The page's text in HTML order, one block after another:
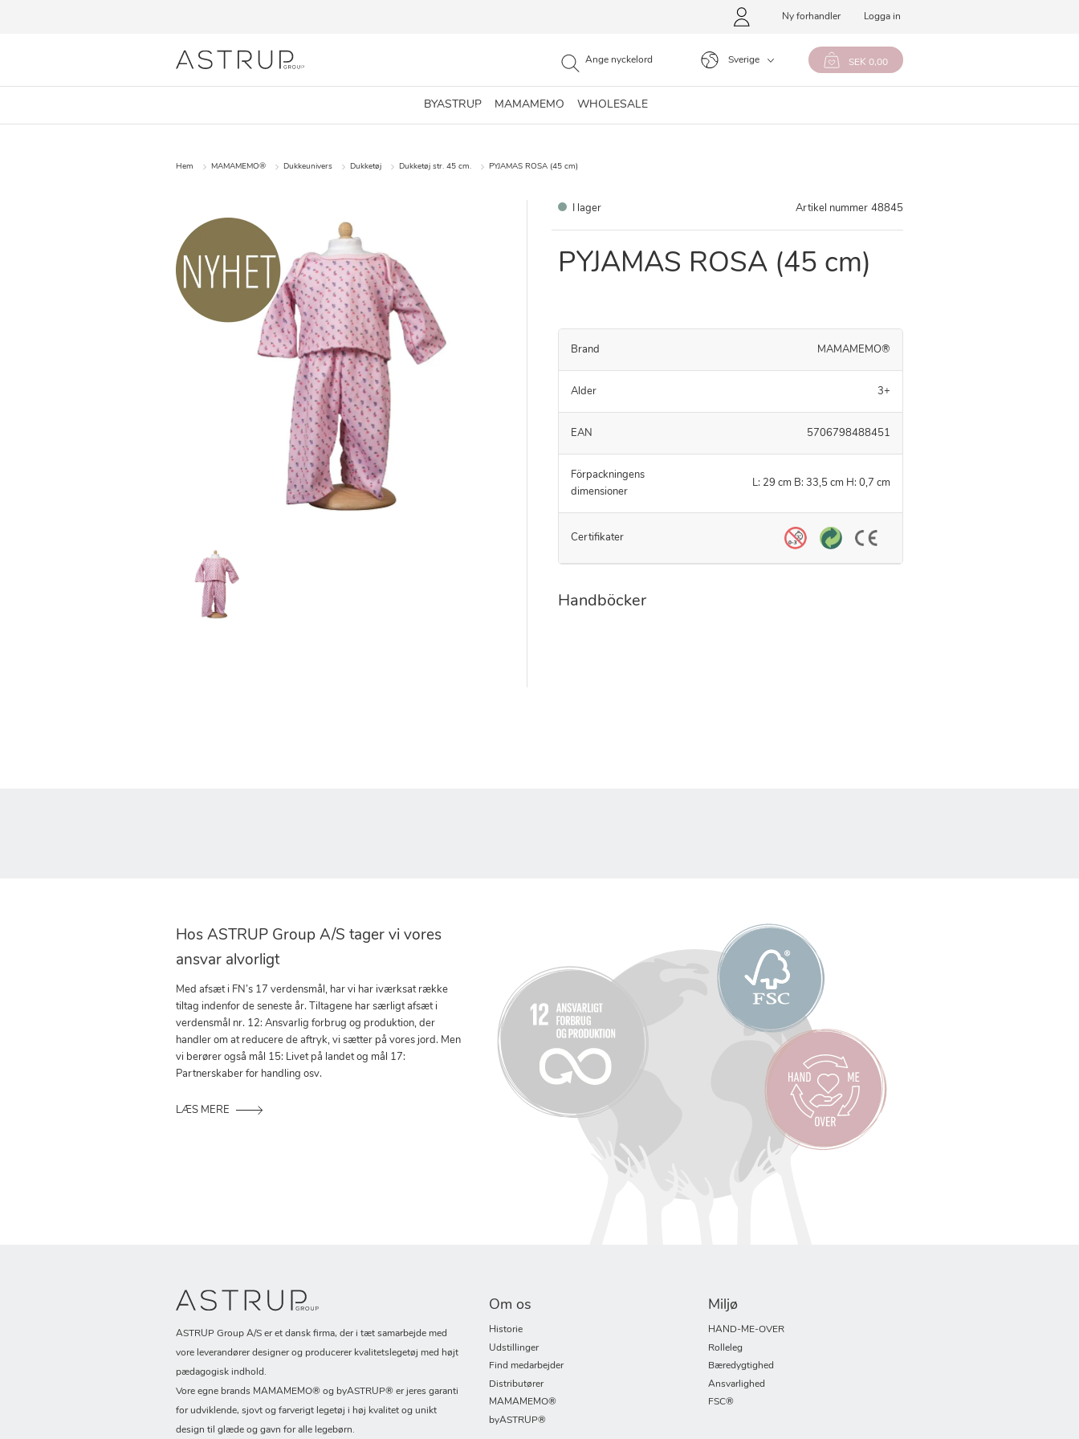
Ny forhandler Logga in
Sverige SEK 0,00
BYASTRUP MAMAMEMO WHOLESALE
Hem MAMAMEMO® Dukkeunivers Dukketøj Dukketøj str. 45 cm. PYJAMAS ROSA (45 cm)
I lager Artikel nummer 48845
PYJAMAS ROSA (45 cm)
Brand MAMAMEMO®
Alder 3+
EAN 5706798488451
Förpackningens
dimensioner
L: 29 cm B: 33,5 cm H: 0,7 cm
Certifikater
Handböcker
Hos ASTRUP Group A/S tager vi vores
ansvar alvorligt
Med afsæt i FN’s 17 verdensmål, har vi har iværksat række
tiltag indenfor de seneste år. Tiltagene har særligt afsæt i
verdensmål nr. 12: Ansvarlig forbrug og produktion, der
handler om at reducere de aftryk, vi sætter på vores jord. Men
vi berører også mål 15: Livet på landet og mål 17:
Partnerskaber for handling osv.
LÆS MERE
ASTRUP Group A/S er et dansk firma, der i tæt samarbejde med
vore leverandører designer og producerer kvalitetslegetøj med højt
pædagogisk indhold.
Vore egne brands MAMAMEMO® og byASTRUP® er jeres garanti
for udviklende, sjovt og farverigt legetøj i høj kvalitet og unikt
design til glæde og gavn for alle legebørn.
Om os
Historie
Udstillinger
Find medarbejder
Distributører
MAMAMEMO®
byASTRUP®
Miljø
HAND-ME-OVER
Rolleleg
Bæredygtighed
Ansvarlighed
FSC®